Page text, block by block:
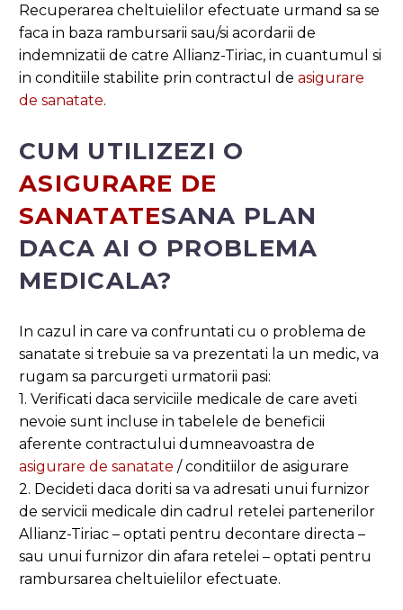
Recuperarea cheltuielilor efectuate urmand sa se
faca in baza rambursarii sau/si acordarii de
indemnizatii de catre Allianz-Tiriac, in cuantumul si
in conditiile stabilite prin contractul de asigurare
de sanatate.
CUM UTILIZEZI O
ASIGURARE DE
SANATATESANA PLAN
DACA AI O PROBLEMA
MEDICALA?
In cazul in care va confruntati cu o problema de
sanatate si trebuie sa va prezentati la un medic, va
rugam sa parcurgeti urmatorii pasi:
1. Verificati daca serviciile medicale de care aveti
nevoie sunt incluse in tabelele de beneficii
aferente contractului dumneavoastra de
asigurare de sanatate / conditiilor de asigurare
2. Decideti daca doriti sa va adresati unui furnizor
de servicii medicale din cadrul retelei partenerilor
Allianz-Tiriac – optati pentru decontare directa –
sau unui furnizor din afara retelei – optati pentru
rambursarea cheltuielilor efectuate.